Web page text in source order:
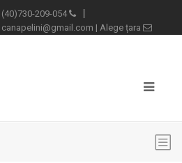
Call us:
(40)730-209-054
canapelini@gmail.com | Alege țara